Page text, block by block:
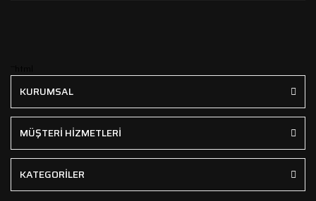
KURUMSAL
MÜŞTERİ HİZMETLERİ
KATEGORİLER